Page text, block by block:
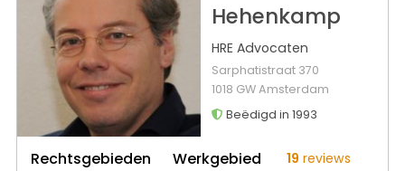
Hehenkamp
HRE Advocaten
Sarphatistraat 370
1018 GW Amsterdam
Beëdigd in 1993
Rechtsgebieden Werkgebied 19 reviews